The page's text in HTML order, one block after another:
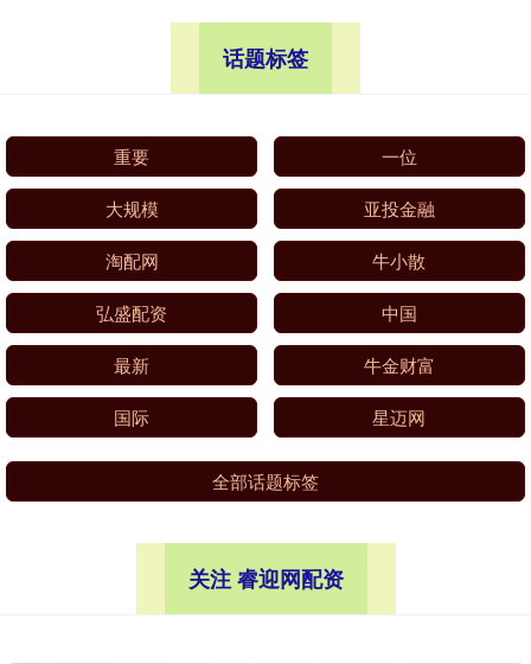
话题标签
重要 一位
大规模 亚投金融
淘配网 牛小散
弘盛配资 中国
最新 牛金财富
国际 星迈网
全部话题标签
关注 睿迎网配资